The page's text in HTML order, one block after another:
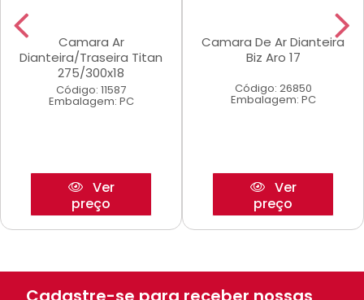
Camara Ar
Dianteira/Traseira Titan
275/300x18
Código: 11587
Embalagem: PC
Ver
preço
Camara De Ar Dianteira
Biz Aro 17
Código: 26850
Embalagem: PC
Ver
preço